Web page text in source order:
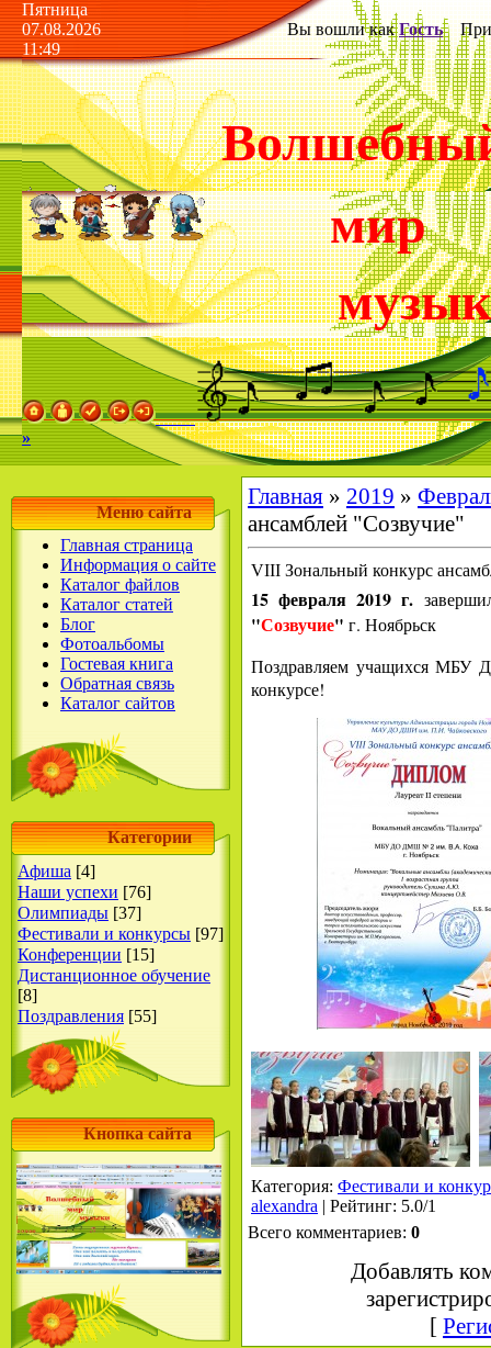
Пятница
07.08.2026
11:49
Вы вошли как Гость
мир
»
Меню сайта
Главная страница
Информация о сайте
Каталог файлов
Каталог статей
Блог
Фотоальбомы
Гостевая книга
Обратная связь
Каталог сайтов
Категории
Афиша [4]
Наши успехи [76]
Олимпиады [37]
Фестивали и конкурсы [97]
Конференции [15]
Дистанционное обучение
[8]
Поздравления [55]
Кнопка сайта
Главная » 2019 »
ансамблей "Созвучие"
VIII Зональный конкурс
15 февраля 2019 г.
"Созвучие" г. Ноябрьск
Поздравляем учащихся
конкурсе!
Категория: Фестивали и
alexandra | Рейтинг: 5.0/1
Всего комментариев: 0
Добавлять
[